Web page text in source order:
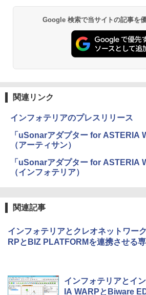
Google 検索で当サイトの記事を
関連リンク
インフォテリアのプレスリリース
「uSonarアダプター for ASTERIA
（アーティサン）
「uSonarアダプター for ASTERIA
（インフォテリア）
関連記事
インフォテリアとクレオネットワー
RPとBIZ PLATFORMを連携させる
インフォテリアとイ
IA WARPとBiware